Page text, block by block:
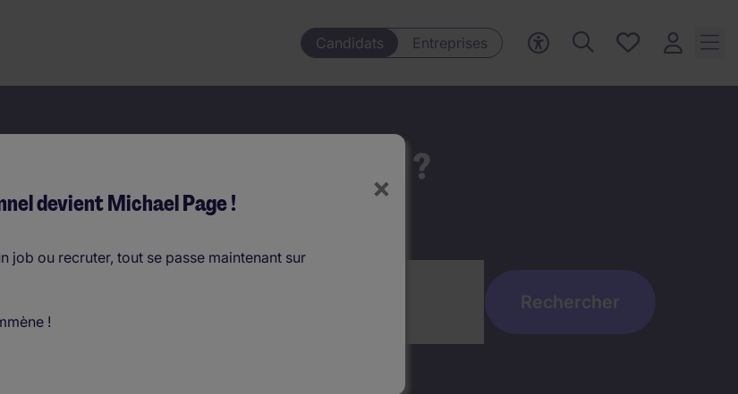
Candidats Entreprises
Mes offres, 0
sauvegardées
job commençait ici ?
×
devient Michael Page !
job ou recruter, tout se passe maintenant sur
!